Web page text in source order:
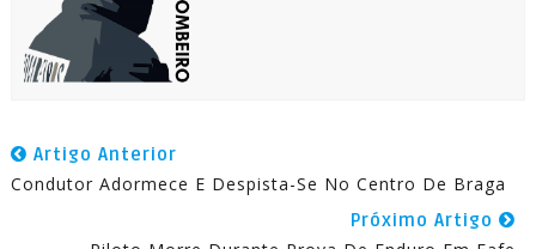
Artigo Anterior
Condutor Adormece E Despista-Se No Centro De Braga
Próximo Artigo